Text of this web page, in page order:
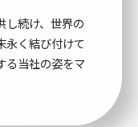
し続け、世界の
永く結び付けて
る当社の姿をマ